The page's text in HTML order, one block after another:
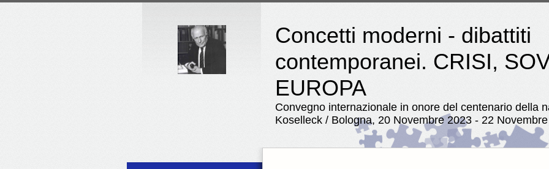
Concetti moderni - dibattiti
contemporanei. CRISI,
EUROPA
Convegno internazionale in onore del centenario della
Koselleck / Bologna, 20 Novembre 2023 - 22